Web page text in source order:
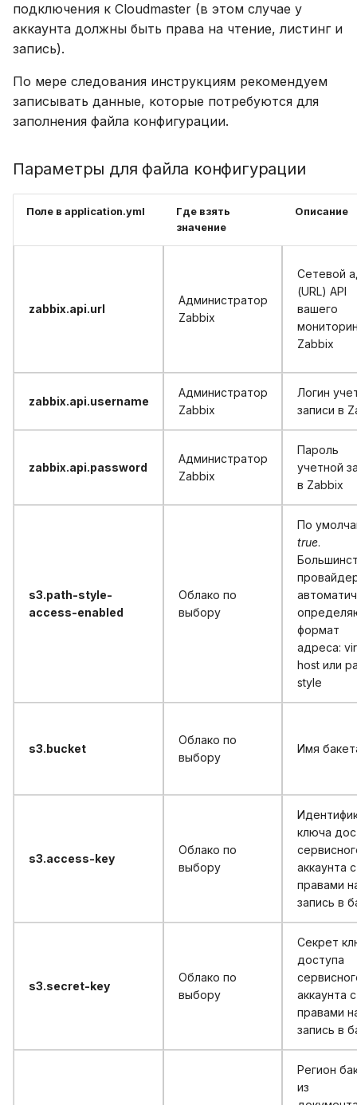
подключения к Cloudmaster (в этом случае у
аккаунта должны быть права на чтение, листинг и
запись).
По мере следования инструкциям рекомендуем
записывать данные, которые потребуются для
заполнения файла конфигурации.
Параметры для файла конфигурации
Поле в application.yml
Где взять
значение
Описание
zabbix.api.url
Администратор
Zabbix
Cетевой
(URL) API
вашего
Zabbix
zabbix.api.username
Администратор
Zabbix
Логин
записи в
zabbix.api.password
Администратор
Zabbix
Пароль
учетной
в Zabbix
s3.path-style-
access-enabled
Облако по
выбору
По
true.
формат
адреса:
host или
style
s3.bucket
Облако по
выбору
Имя
s3.access-key
Облако по
выбору
ключа
аккаунта с
правами
запись в
s3.secret-key
Облако по
выбору
Секрет
доступа
аккаунта с
правами
запись в
Регион
из